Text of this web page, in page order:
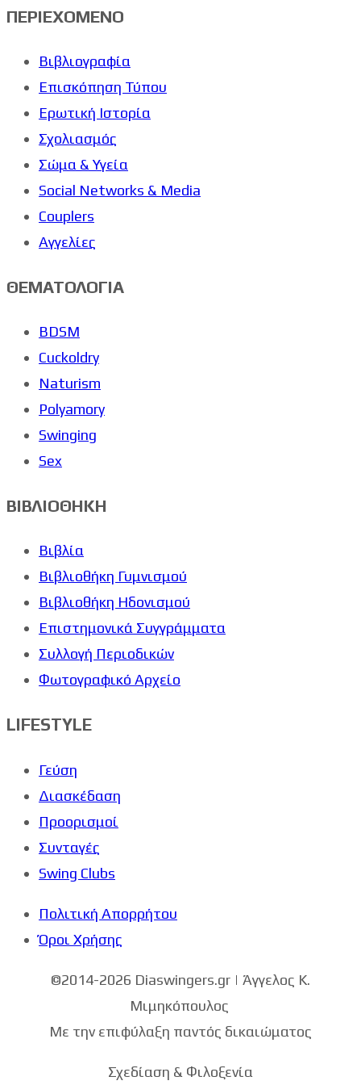
ΠΕΡΙΕΧΟΜΕΝΟ
Βιβλιογραφία
Επισκόπηση Τύπου
Ερωτική Ιστορία
Σχολιασμός
Σώμα & Υγεία
Social Networks & Media
Couplers
Αγγελίες
ΘΕΜΑΤΟΛΟΓΙΑ
BDSM
Cuckoldry
Naturism
Polyamory
Swinging
Sex
ΒΙΒΛΙΟΘΗΚΗ
Βιβλία
Βιβλιοθήκη Γυμνισμού
Βιβλιοθήκη Ηδονισμού
Επιστημονικά Συγγράμματα
Συλλογή Περιοδικών
Φωτογραφικό Αρχείο
LIFESTYLE
Γεύση
Διασκέδαση
Προορισμοί
Συνταγές
Swing Clubs
Πολιτική Απορρήτου
Όροι Χρήσης
©2014-2026 Diaswingers.gr | Άγγελος Κ.
Μιμηκόπουλος
Με την επιφύλαξη παντός δικαιώματος
Σχεδίαση & Φιλοξενία